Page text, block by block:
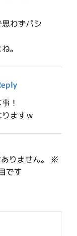
わずパシ
。
！
ますｗ
りません。
※
です